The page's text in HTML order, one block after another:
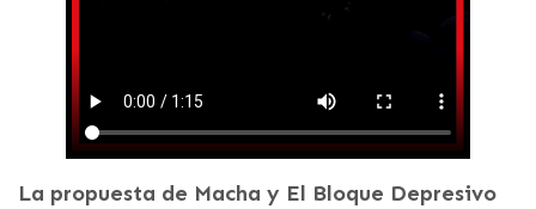
La propuesta de Macha y El Bloque Depresivo